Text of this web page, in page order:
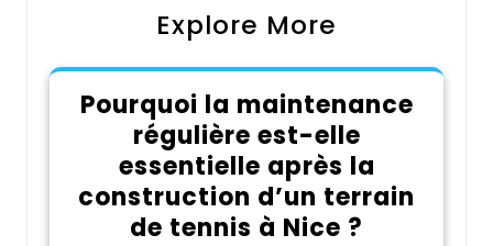
Explore More
Pourquoi la maintenance
régulière est-elle
essentielle après la
construction d’un terrain
de tennis à Nice ?